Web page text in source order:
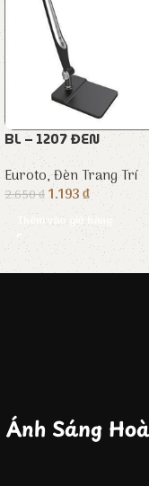
BL – 1207 ĐEN
Euroto,Đèn Trang Trí
2.650₫1.193₫
Thêm vào giỏ hàng
Ánh Sáng